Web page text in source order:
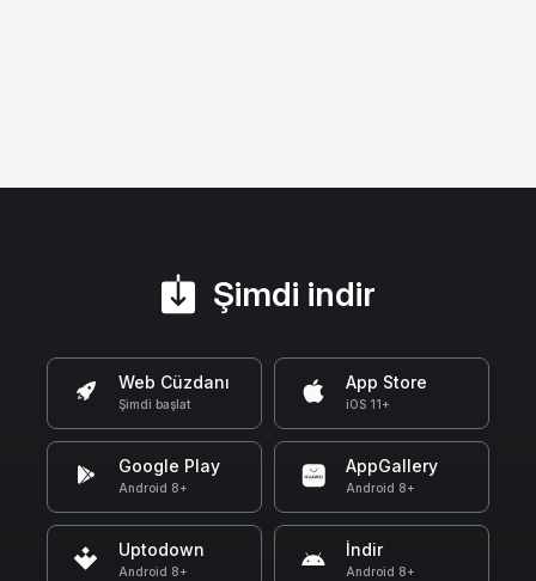
Şimdi indir
Web Cüzdanı
Şimdi başlat
App Store
iOS 11+
Google Play
Android 8+
AppGallery
Android 8+
Uptodown
Android 8+
İndir
Android 8+